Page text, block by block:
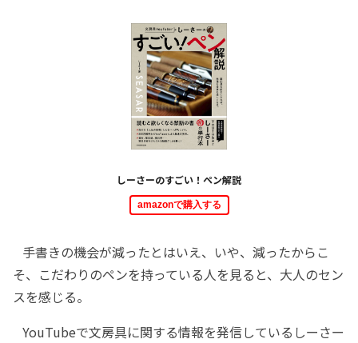
しーさーのすごい！ペン解説
amazonで購入する
手書きの機会が減ったとはいえ、いや、減ったからこ
そ、こだわりのペンを持っている人を見ると、大人のセン
スを感じる。
YouTubeで文房具に関する情報を発信しているしーさー